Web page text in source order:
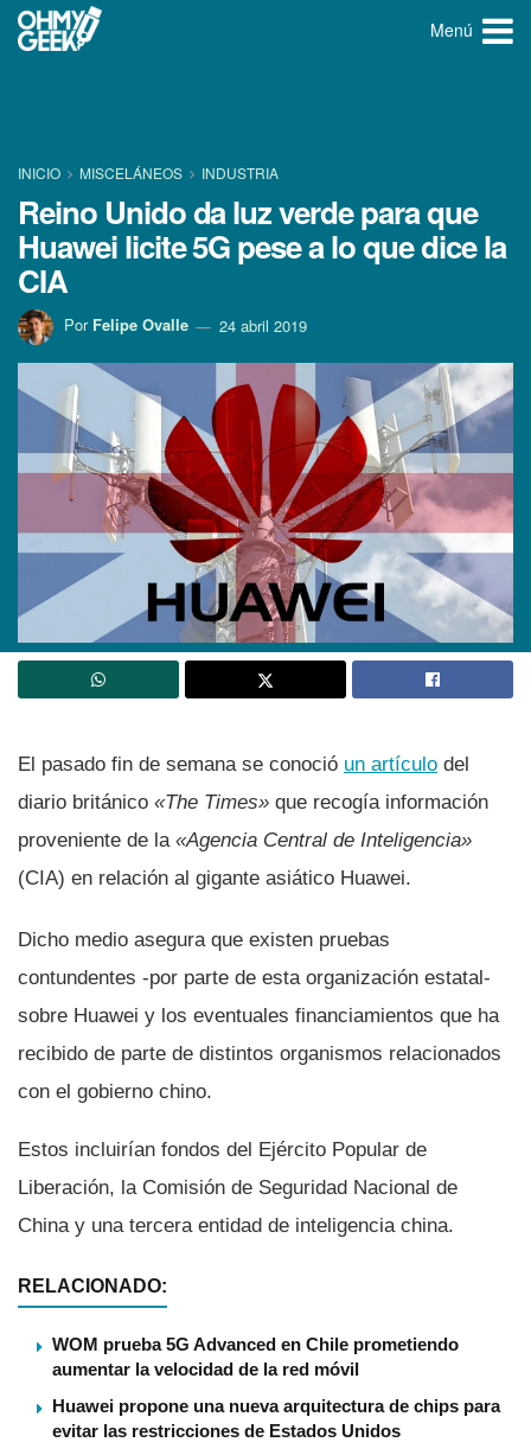
Menú
INICIO MISCELÁNEOS INDUSTRIA
Reino Unido da luz verde para que
Huawei licite 5G pese a lo que dice la
CIA
Por Felipe Ovalle 24 abril 2019
El pasado fin de semana se conoció un artí­culo del
diario británico «The Times» que recogí­a información
proveniente de la «Agencia Central de Inteligencia»
(CIA) en relación al gigante asiático Huawei.
Dicho medio asegura que existen pruebas
contundentes -por parte de esta organización estatal-
sobre Huawei y los eventuales financiamientos que ha
recibido de parte de distintos organismos relacionados
con el gobierno chino.
Estos incluirí­an fondos del Ejército Popular de
Liberación, la Comisión de Seguridad Nacional de
China y una tercera entidad de inteligencia china.
RELACIONADO:
WOM prueba 5G Advanced en Chile prometiendo
aumentar la velocidad de la red móvil
Huawei propone una nueva arquitectura de chips para
evitar las restricciones de Estados Unidos